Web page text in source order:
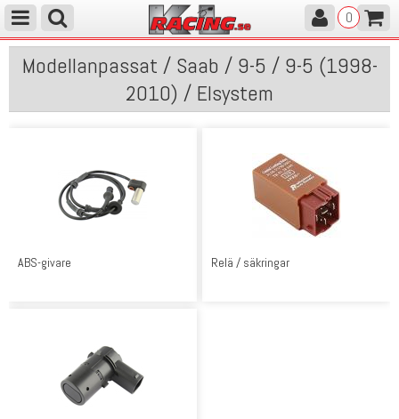
0
Modellanpassat / Saab / 9-5 / 9-5 (1998-
2010) / Elsystem
ABS-givare Relä / säkringar